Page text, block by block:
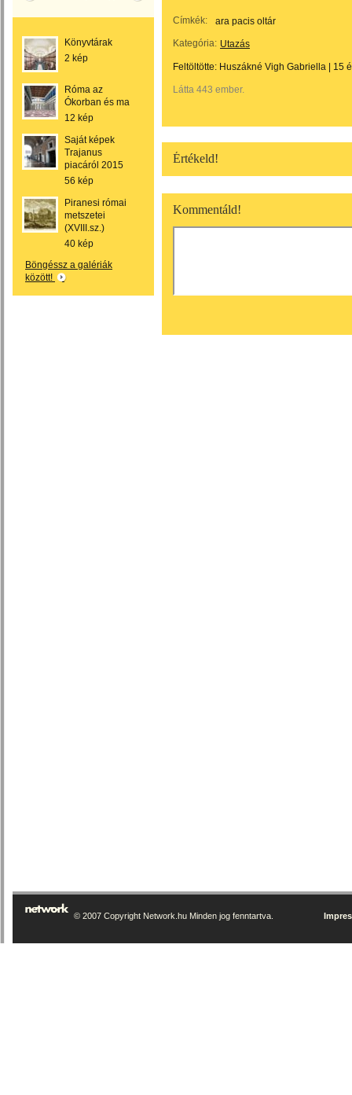
Könyvtárak
2 kép
Róma az
Ókorban és ma
12 kép
Saját képek
Trajanus
piacáról 2015
56 kép
Piranesi római
metszetei
(XVIII.sz.)
40 kép
Böngéssz a galériák
között!
Címkék:
ara pacis oltár
Kategória: Utazás
Feltöltötte: Huszákné Vigh Gabriella 15
Látta 443 ember.
Értékeld!
Kommentáld!
© 2007 Copyright Network.hu Minden jog fenntartva.